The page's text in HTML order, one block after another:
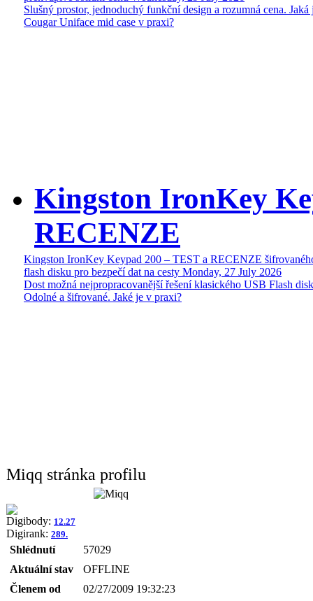
Slušný prostor, jednoduchý funkční design a rozumná cena. Jaká
Cougar Uniface mid case v praxi?
Kingston IronKey
RECENZE
Kingston IronKey Keypad 200 – TEST a RECENZE
flash disku pro bezpečí dat na cesty Monday, 27 July 2026
Dost možná nejpropracovanější řešení klasického USB Flash
Odolné a šifrované. Jaké je v praxi?
Miqq stránka profilu
Digibody: 12.27
Digirank: 289.
Shlédnutí
57029
Aktuální stav
OFFLINE
Členem od
02/27/2009 19:32:23